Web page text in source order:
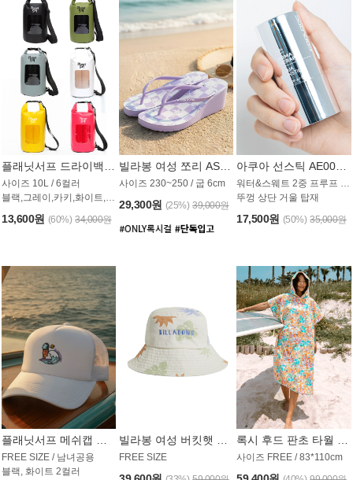
사이즈 10L / 6컬러
블랙,그레이,카키,화이트,옐로우,핑크
13,600원 (60%) 34,000원
사이즈 230~250 / 굽 6cm
29,300원 (25%) 39,000원
워터&스웨트 2중 프루프 / SPF 50+
뚜껑 상단 거울 탑재
17,500원 (50%) 35,000원
FREE SIZE / 남녀공용
블랙, 화이트 2컬러
FREE SIZE 사이즈 FREE / 83*110cm